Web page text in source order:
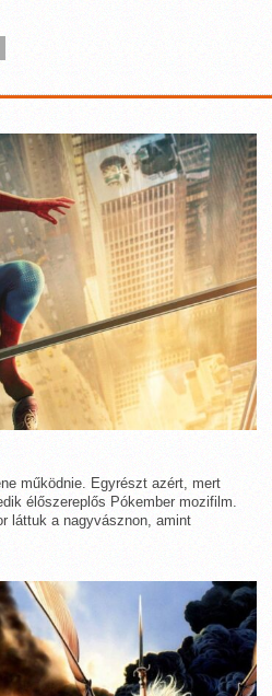
működnie. Egyrészt azért, mert
élőszereplős Pókember mozifilm.
láttuk a nagyvásznon, amint